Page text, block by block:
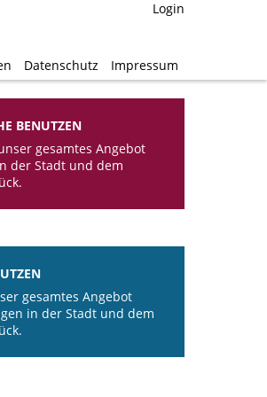
Login
Datenschutz Impressum
Login
Datenschutz Impressum
BENUTZEN
gesamtes Angebot
der Stadt und dem
gesamtes Angebot
in der Stadt und dem